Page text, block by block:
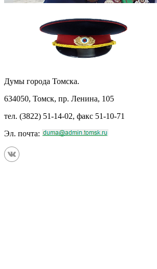
Думы города Томска.
634050, Томск, пр. Ленина, 105
тел. (3822) 51-14-02, факс 51-10-71
Эл. почта: